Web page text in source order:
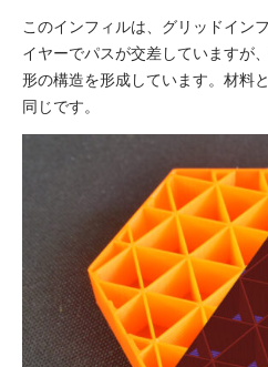
このインフィルは、グリッドイン
イヤーでパスが交差していますが
形の構造を形成しています。材料
同じです。